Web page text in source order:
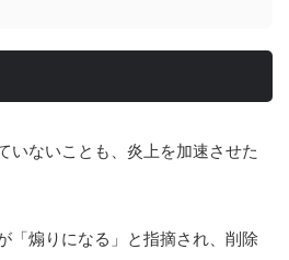
いないことも、炎上を加速させた
「煽りになる」と指摘され、削除